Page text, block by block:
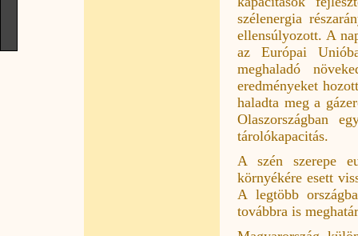
szélenergia
ellensúlyozott. A
az Európai
meghaladó
eredményeket
haladta meg a
Olaszországban
tárolókapacitás.
A szén szerepe
környékére esett
A legtöbb
továbbra is